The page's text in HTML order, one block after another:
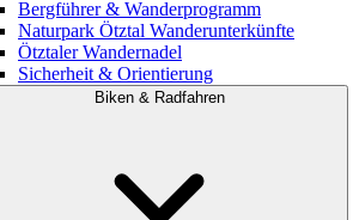
Bergführer & Wanderprogramm
Naturpark Ötztal Wanderunterkünfte
Ötztaler Wandernadel
Sicherheit & Orientierung
Biken & Radfahren